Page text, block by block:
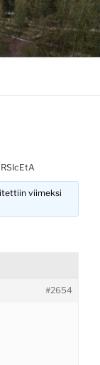
viimeksi
#2654